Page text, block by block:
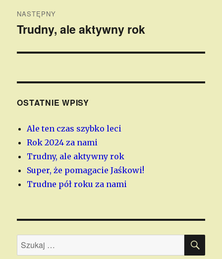
NASTĘPNY
Następny
Trudny, ale aktywny rok
OSTATNIE WPISY
Ale ten czas szybko leci
Rok 2024 za nami
Trudny, ale aktywny rok
Super, że pomagacie Jaśkowi!
Trudne pół roku za nami
Szukaj: